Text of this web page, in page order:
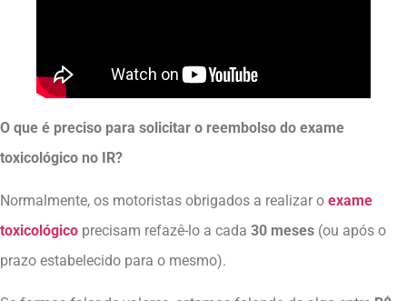
O que é preciso para solicitar o reembolso do exame
toxicológico no IR?
Normalmente, os motoristas obrigados a realizar o exame
toxicológico precisam refazê-lo a cada 30 meses (ou após o
prazo estabelecido para o mesmo).